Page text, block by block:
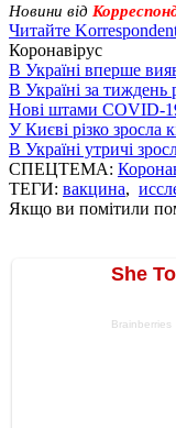
Новини від
Читайте
Коронавірус
В Україні вперше
В Україні за тиждень
Нові штами COVID-19:
У Києві різко зросла
В Україні утричі
СПЕЦТЕМА:
ТЕГИ: вакцина,
Якщо ви помітили